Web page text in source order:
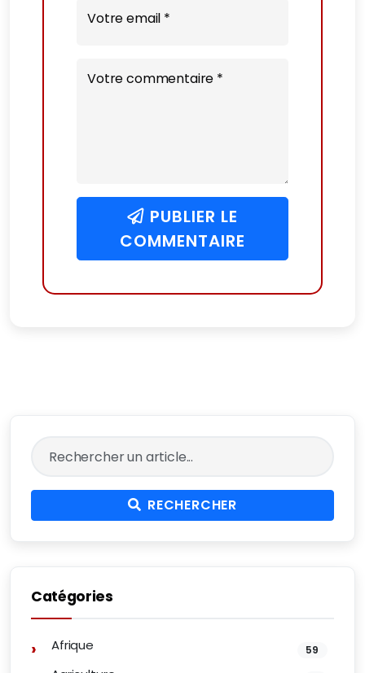
Votre email *
Votre commentaire *
PUBLIER LE
COMMENTAIRE
RECHERCHER
Catégories
Afrique 59